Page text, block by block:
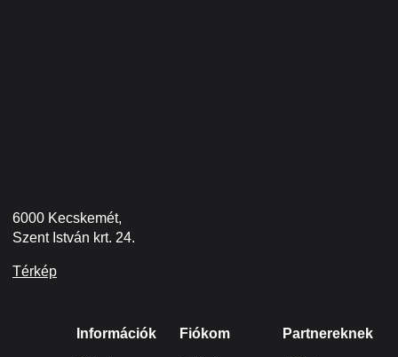
6000 Kecskemét,
Szent István krt. 24.
Térkép
Információk Fiókom Partnereknek